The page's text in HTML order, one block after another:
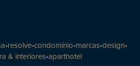
•resolve•condomínio•marcas•design•
& interiores•aparthotel